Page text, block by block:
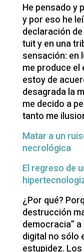
He pensado y
y por eso he
declaración
tuit y en una
sensación: en
me produce
estoy de
desagrada la
me decido a
tanto me
Matar a un
necrológica
El regreso de
¿Por qué?
destrucción
democracia”
digital no sólo
estupidez.